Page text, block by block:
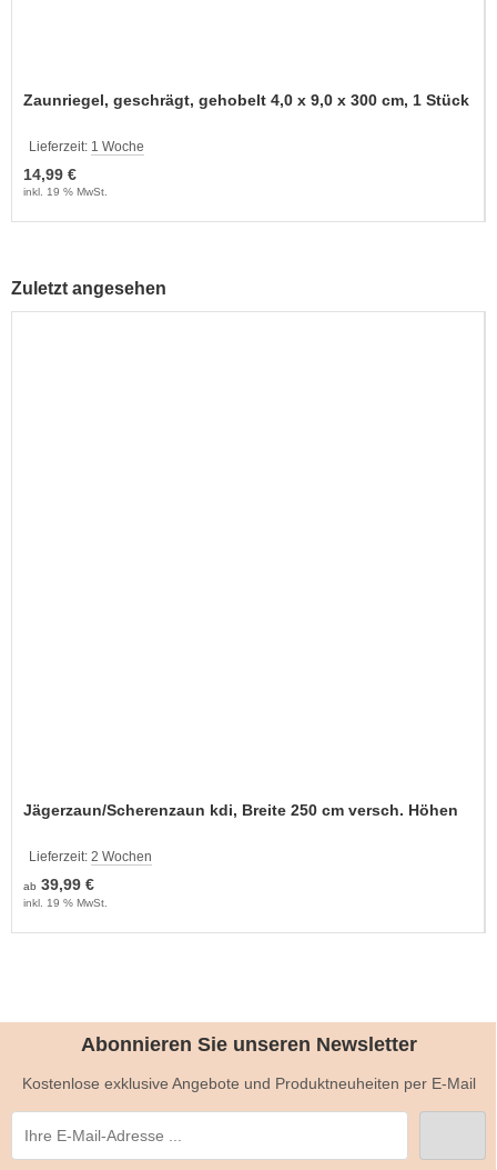
Zaunriegel, geschrägt, gehobelt 4,0 x 9,0 x 300 cm, 1 Stück
Lieferzeit: 1 Woche
14,99 €
inkl. 19 % MwSt.
Zuletzt angesehen
Jägerzaun/Scherenzaun kdi, Breite 250 cm versch. Höhen
Lieferzeit: 2 Wochen
ab 39,99 €
inkl. 19 % MwSt.
Abonnieren Sie unseren Newsletter
Kostenlose exklusive Angebote und Produktneuheiten per E-Mail